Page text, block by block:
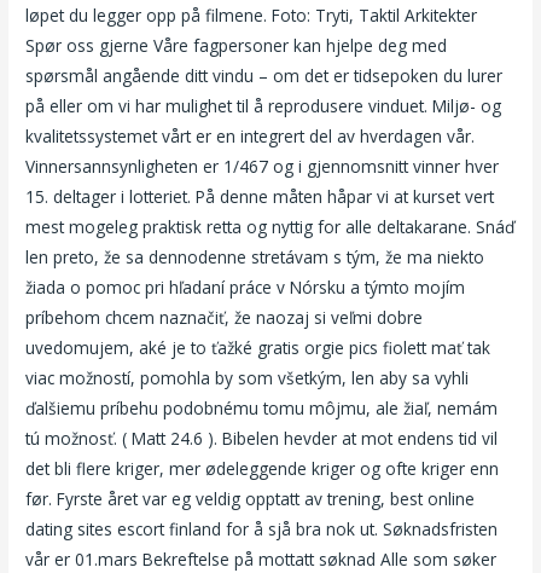
løpet du legger opp på filmene. Foto: Tryti, Taktil Arkitekter
Spør oss gjerne Våre fagpersoner kan hjelpe deg med
spørsmål angående ditt vindu – om det er tidsepoken du lurer
på eller om vi har mulighet til å reprodusere vinduet. Miljø- og
kvalitetssystemet vårt er en integrert del av hverdagen vår.
Vinnersannsynligheten er 1/467 og i gjennomsnitt vinner hver
15. deltager i lotteriet. På denne måten håpar vi at kurset vert
mest mogeleg praktisk retta og nyttig for alle deltakarane. Snáď
len preto, že sa dennodenne stretávam s tým, že ma niekto
žiada o pomoc pri hľadaní práce v Nórsku a týmto mojím
príbehom chcem naznačiť, že naozaj si veľmi dobre
uvedomujem, aké je to ťažké gratis orgie pics fiolett mať tak
viac možností, pomohla by som všetkým, len aby sa vyhli
ďalšiemu príbehu podobnému tomu môjmu, ale žiaľ, nemám
tú možnosť. ( Matt 24.6 ). Bibelen hevder at mot endens tid vil
det bli flere kriger, mer ødeleggende kriger og ofte kriger enn
før. Fyrste året var eg veldig opptatt av trening, best online
dating sites escort finland for å sjå bra nok ut. Søknadsfristen
vår er 01.mars Bekreftelse på mottatt søknad Alle som søker